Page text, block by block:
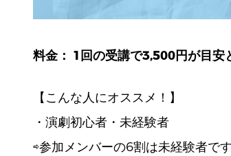
料金： 1回の受講で3,500円が目安
【こんな人にオススメ！】
・演劇初心者・未経験者
⇨参加メンバーの6割は未経験者で